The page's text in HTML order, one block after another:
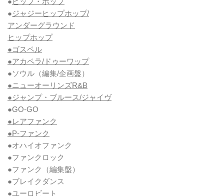
●ジャジーヒップホップ/
アンダーグラウンド
ヒップホップ
●ゴスペル
●アカペラ/ドゥーワップ
●ソウル （編集/企画盤）
●ニューオーリンズR&B
●ジャンプ・ブルース/ジャイヴ
●GO-GO
●レアファンク
●P-ファンク
●オハイオファンク
●ファンクロック
●ファンク
（編集盤）
●ブレイクダンス
●ユーロビート